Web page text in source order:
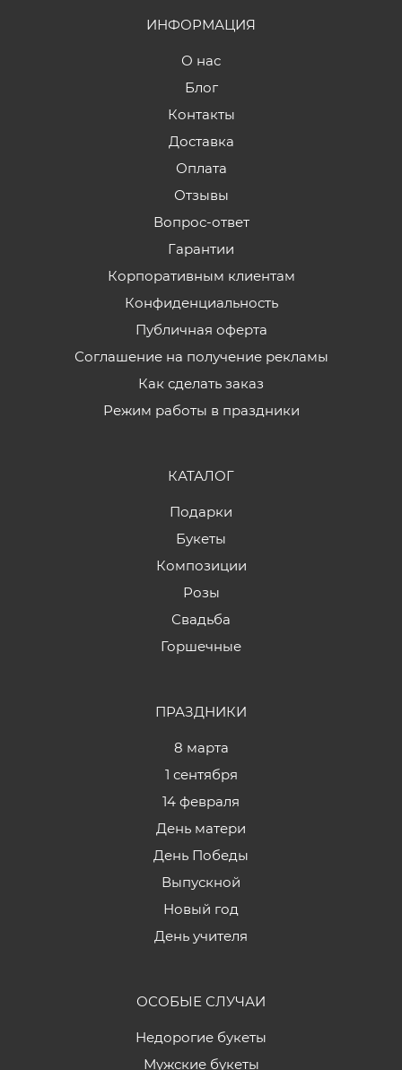
ИНФОРМАЦИЯ
О нас
Блог
Контакты
Доставка
Оплата
Отзывы
Вопрос-ответ
Гарантии
Корпоративным клиентам
Конфиденциальность
Публичная оферта
Соглашение на получение рекламы
Как сделать заказ
Режим работы в праздники
КАТАЛОГ
Подарки
Букеты
Композиции
Розы
Свадьба
Горшечные
ПРАЗДНИКИ
8 марта
1 сентября
14 февраля
День матери
День Победы
Выпускной
Новый год
День учителя
ОСОБЫЕ СЛУЧАИ
Недорогие букеты
Мужские букеты